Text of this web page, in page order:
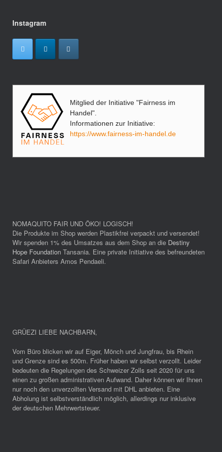
Instagram
Mitglied der Initiative "Fairness im
Handel".
Informationen zur Initiative:
https://www.fairness-im-handel.de
NOMAQUITO FAIR UND ÖKO! LOGISCH!
Die Produkte im Shop werden Plastikfrei verpackt und versendet!
Wir spenden 1% des Umsatzes aus dem Shop an die Destiny
Hope Foundation Tansania. Eine private Initiative des befreundeten
Safari Anbieters Amos Pendaeli.
GRÜEZI LIEBE NACHBARN,
Vom Büro blicken wir auf Eiger, Mönch und Jungfrau, bis Rhein
und Grenze sind es 500m. Früher haben wir selbst verzollt. Leider
bedeuten die Regelungen des Schweizer Zolls seit 2020 für uns
einen zu großen administrativen Aufwand. Daher können wir Ihnen
nur noch den unverzollten Versand mit DHL anbieten. Eine
Abholung ist selbstverständlich möglich, allerdings nur inklusive
der deutschen Mehrwertsteuer.